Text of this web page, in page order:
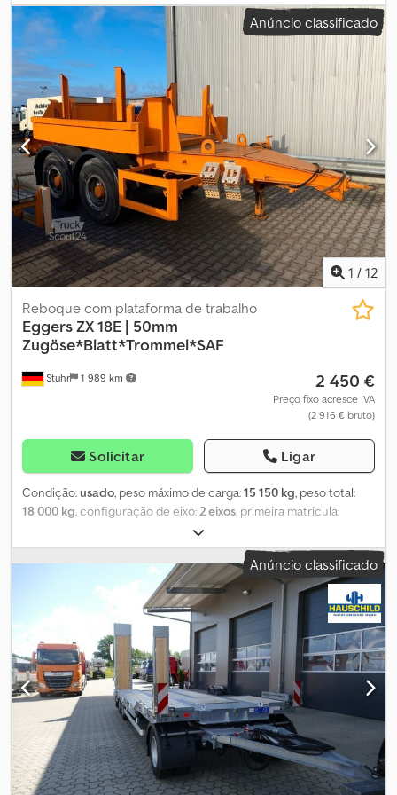
espaço de carga:2 480 mm, altura do espaço de carga:600 mm,
volume do espaço de carga: 10 m³ , Equipamento:ABS, ? chassis
galvanizado ? engate baixo ? olho de reboque 50 mm ? bloqueio
de contentor ? 12 argolas de amarração por lado ? câmara
traseira ? travão de tambor ? ligação duomática ? ABS ?
suspensão pneumática ? caixa de ferramentas ? EBS ? pernas de
apoio ? pneus duplos ? eixos BPW Todas as informações são
fornecidas sem garantia / Sujeito a venda prévia. Dodpfx Ahoxb Ig
Sj Hock
Anúncio classificado
1 / 12
Stuhr 1 989 km
Reboque com plataforma de trabalho
EggersZX 18E | 50mm
Zugöse*Blatt*Trommel*SAF
2 450 €
Preço fixo acresce IVA
(2 916 € bruto)
Solicitar Ligar
Condição:usado, peso máximo de carga:15 150 kg, peso total:
18 000 kg, configuração de eixo:2 eixos, primeira matrícula:
, ? Plataforma para pesos de lastro ? Olhal de reboque de
50 mm ? 4 x argolas de amarração ? Travão de tambor ?
Suspensão por mola de lâmina ? Pernas de apoio ? Eixos SAF
Dsdsw Sqilspfx Ah Hjck Todas as informações sem garantia /
Venda intermédia reservada.
Anúncio classificado